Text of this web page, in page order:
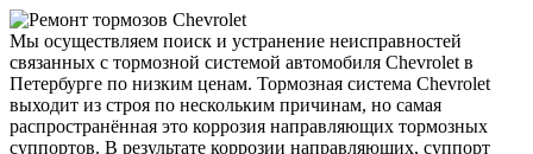
Мы осуществляем поиск и устранение неисправностей
связанных с тормозной системой автомобиля Chevrolet в
Петербурге по низким ценам. Тормозная система Chevrolet
выходит из строя по нескольким причинам, но самая
распространённая это коррозия направляющих тормозных
суппортов. В результате коррозии направляющих, суппорт